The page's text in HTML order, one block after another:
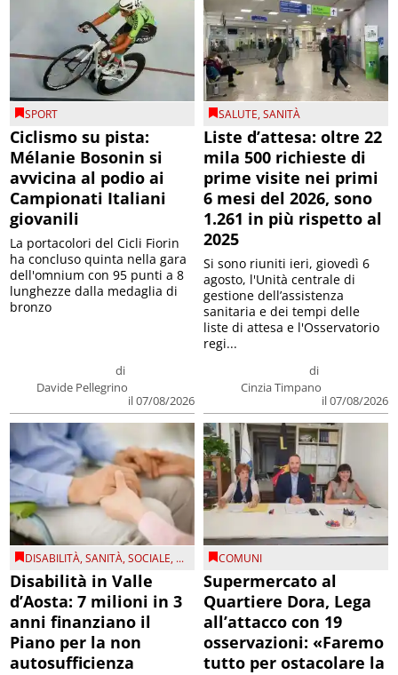
SPORT
Ciclismo su pista:
Mélanie Bosonin si
avvicina al podio ai
Campionati Italiani
giovanili
di
Davide Pellegrino
il 07/08/2026
La portacolori del Cicli Fiorin
ha concluso quinta nella gara
dell'omnium con 95 punti a 8
lunghezze dalla medaglia di
bronzo
SALUTE,SANITÀ
Liste d’attesa: oltre 22
mila 500 richieste di
prime visite nei primi
6 mesi del 2026, sono
1.261 in più rispetto al
2025
di
Cinzia Timpano
il 07/08/2026
Si sono riuniti ieri, giovedì 6
agosto, l'Unità centrale di
gestione dell’assistenza
sanitaria e dei tempi delle
liste di attesa e l'Osservatorio
regi...
DISABILITÀ,SANITÀ,SOCIALE, ...
Disabilità in Valle
d’Aosta: 7 milioni in 3
anni finanziano il
Piano per la non
autosufficienza
COMUNI
Supermercato al
Quartiere Dora, Lega
all’attacco con 19
osservazioni: «Faremo
tutto per ostacolare la